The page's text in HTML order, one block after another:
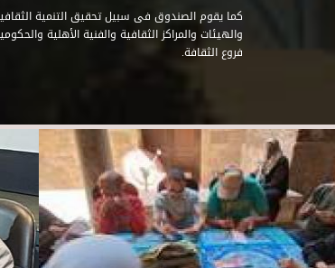
كما يقوم الصندوق فى سبيل تحقيق التنمية
والهيئات والمراكز الثقافية والفنية الأهلية
فروع الثقافة.